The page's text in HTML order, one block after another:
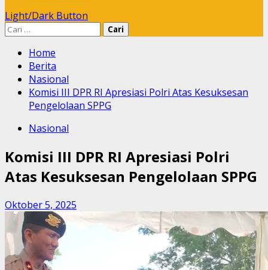
Light/Dark Button
Cari
Home
Berita
Nasional
Komisi III DPR RI Apresiasi Polri Atas Kesuksesan
Pengelolaan SPPG
Nasional
Komisi III DPR RI Apresiasi Polri
Atas Kesuksesan Pengelolaan SPPG
Oktober 5, 2025